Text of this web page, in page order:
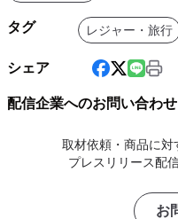
タグ レジャー・旅行
シェア
配信企業へのお問い合わせ
取材依頼・商品に対
プレスリリース配
お